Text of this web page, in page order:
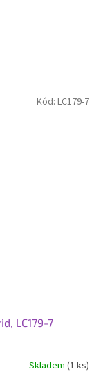
LC179-7
Skladem (1 ks)
Kód: LC179-7